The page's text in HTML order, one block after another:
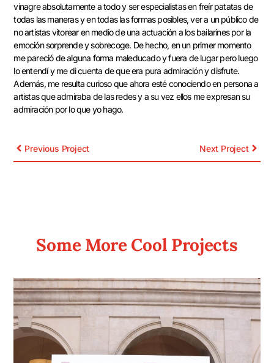
vinagre absolutamente a todo y ser especialistas en freír patatas de
todas las maneras y en todas las formas posibles, ver a un público de
no artistas vitorear en medio de una actuación a los bailarines por la
emoción sorprende y sobrecoge. De hecho, en un primer momento
me pareció de alguna forma maleducado y fuera de lugar pero luego
lo entendí y me di cuenta de que era pura admiración y disfrute.
Además, me resulta curioso que ahora esté conociendo en persona a
artistas que admiraba de las redes y a su vez ellos me expresan su
admiración por lo que yo hago.
Previous Project Next Project
Some More Cool Projects